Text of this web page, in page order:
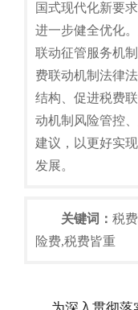
国式现代化新要
进一步健全优化
联动征管服务机
费联动机制法律
结构、促进税费
动机制风险管控
建议，以更好实
发展。
关键词： 税
险费,税费皆重